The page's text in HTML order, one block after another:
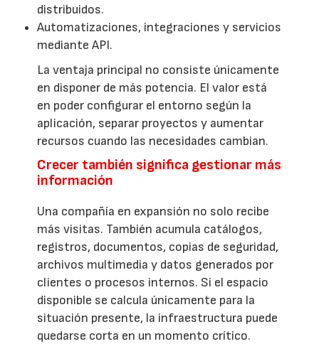
distribuidos.
Automatizaciones, integraciones y servicios
mediante API.
La ventaja principal no consiste únicamente
en disponer de más potencia. El valor está
en poder configurar el entorno según la
aplicación, separar proyectos y aumentar
recursos cuando las necesidades cambian.
Crecer también significa gestionar más
información
Una compañía en expansión no solo recibe
más visitas. También acumula catálogos,
registros, documentos, copias de seguridad,
archivos multimedia y datos generados por
clientes o procesos internos. Si el espacio
disponible se calcula únicamente para la
situación presente, la infraestructura puede
quedarse corta en un momento crítico.